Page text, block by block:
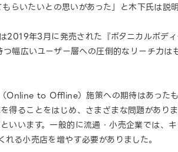
らいたいとの思いがあった」と木下氏は説明
は2019年3月に発売された『ボタニカルボ
幅広いユーザー層への圧倒的なリーチ力
Online to Offline）施策への期待はあった
得ることをはじめ、さまざまな問題があり
いいます。一般的に流通・小売企業では、
れる小売店を増やす必要がありました。